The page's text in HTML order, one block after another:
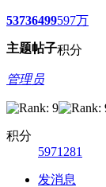
5373
主题
6499
帖子
597万
积分
管理员
积分
5971281
发消息